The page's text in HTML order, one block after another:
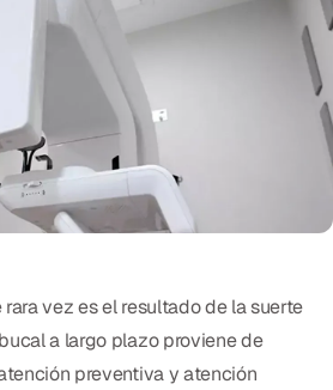
vez es el resultado de la suerte
a largo plazo proviene de
preventiva y atención